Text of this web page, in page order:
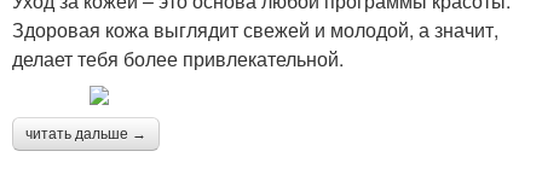
Здоровая кожа выглядит свежей и молодой, а значит,
делает тебя более привлекательной.
читать дальше →